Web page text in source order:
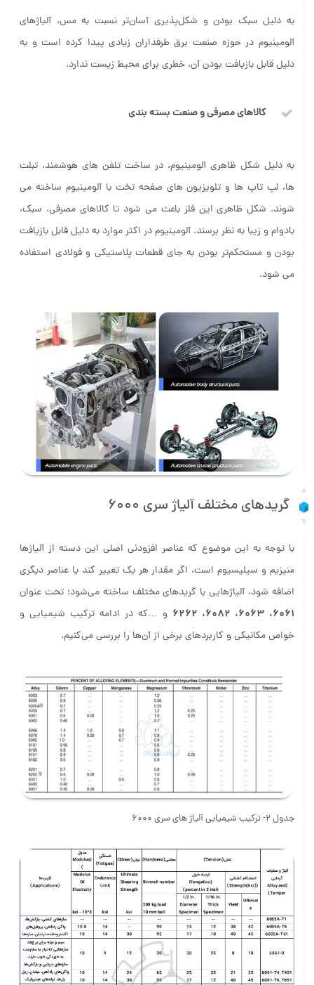
به دلیل سبک بودن و شکل‌پذیری آسان‌تر نسبت به مس، آلیاژهای
آلومینیوم در حوزه صنعت برق طرفداران زیادی پیدا کرده است و به
دلیل قابل بازیافت بودن آن، خطری برای محیط زیست ندارد.
کالاهای مصرفی و صنعت بسته بندی
به دلیل شکل ظاهری آلومینیوم، در ساخت تلفن‌ های هوشمند، تبلت‌
ها، لپ تاپ‌ ها و تلویزیون‌ های صفحه تخت با آلومینیوم ساخته می‌
شوند. شکل ظاهری این فلز باعث می‌ شود تا کالاهای مصرفی، سبک،
بادوام و زیبا به نظر برسند. آلومینیوم در اکثر موارد به دلیل قابل بازیافت
بودن و مستحکم‌تر بودن به جای قطعات پلاستیکی و فولادی استفاده
می شود.
گرید‌های مختلف آلیاژ سری 6000
با توجه به این موضوع که عناصر افزودنی اصلی این دسته از آلیاژها
منیزیم و سیلیسیوم است، اگر مقدار هر یک تغییر کند یا عناصر دیگری
اضافه شود، آلیاژهایی با گریدهای مختلف ساخته می‌شود؛ تحت عنوان
6061، 6063، 6082، 6262
و …که در ادامه ترکیب شیمیایی و
خواص مکانیکی و کاربردهای برخی از آن‌ها را بررسی می‌کنیم.
جدول 2- ترکیب شیمیایی آلیاژ های سری 6000